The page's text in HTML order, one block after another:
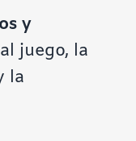
y
juego, la
la